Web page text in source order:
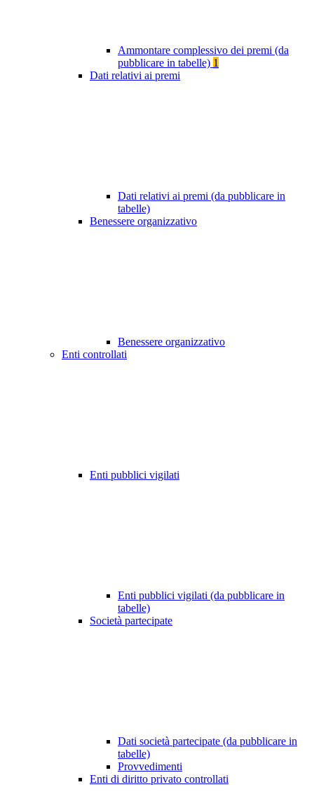
Ammontare complessivo dei premi (da
pubblicare in tabelle) 1
Dati relativi ai premi
Dati relativi ai premi (da pubblicare in
tabelle)
Benessere organizzativo
Benessere organizzativo
Enti controllati
Enti pubblici vigilati
Enti pubblici vigilati (da pubblicare in
tabelle)
Società partecipate
Dati società partecipate (da pubblicare in
tabelle)
Provvedimenti
Enti di diritto privato controllati